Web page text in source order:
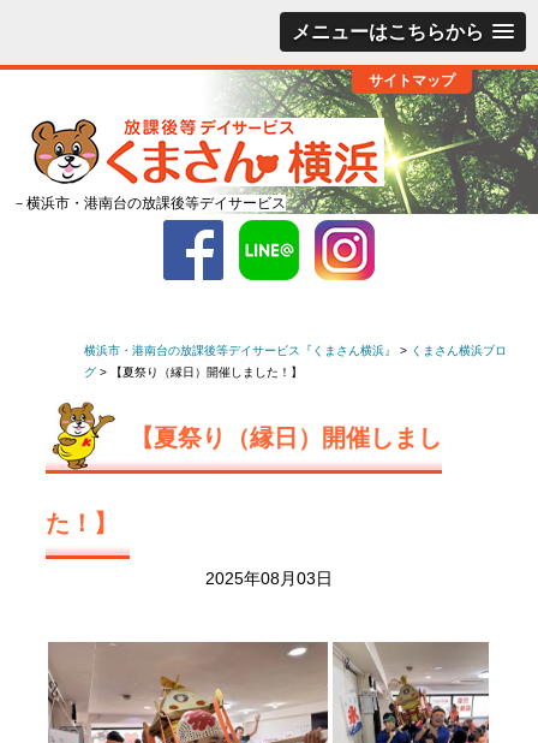
メニューはこちらから
サイトマップ
－横浜市・港南台の放課後等デイサービス
横浜市・港南台の放課後等デイサービス『くまさん横浜』 > くまさん横浜ブロ
グ > 【夏祭り（縁日）開催しました！】
【夏祭り（縁日）開催しまし
た！】
2025年08月03日